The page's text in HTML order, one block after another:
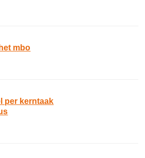
mbo
per kerntaak